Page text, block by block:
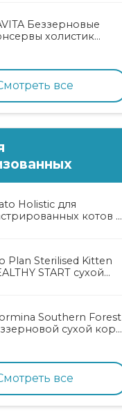
Беззерновые
холистик
все
Holistic для
котов и
Plan Sterilised Kitten
START сухой
Southern Forest
сухой корм
и овощами
все